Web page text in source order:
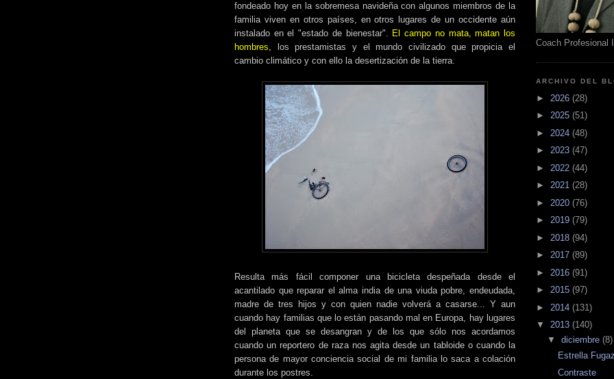
fondeado hoy en la sobremesa navideña con algunos miembros de la
familia viven en otros países, en otros lugares de un occidente aún
instalado en el "estado de bienestar". El campo no mata, matan los
hombres,
los prestamistas y el mundo civilizado que propicia el
cambio climático y con ello la desertización de la tierra.
Resulta más fácil componer una bicicleta despeñada desde el
acantilado que reparar el alma india de una viuda pobre, endeudada,
madre de tres hijos y con quien nadie volverá a casarse... Y aun
cuando hay familias que lo están pasando mal en Europa, hay lugares
del planeta que se desangran y de los que sólo nos acordamos
cuando un reportero de raza nos agita desde un tabloide o cuando la
persona de mayor conciencia social de mi familia lo saca a colación
durante los postres.
Coach Profesional
ARCHIVO DEL
► 2026 (28)
► 2025 (51)
► 2024 (48)
► 2023 (47)
► 2022 (44)
► 2021 (28)
► 2020 (76)
► 2019 (79)
► 2018 (94)
► 2017 (89)
► 2016 (91)
► 2015 (97)
► 2014 (131)
▼ 2013 (140)
▼ diciembre (8)
Estrella Fugaz
Contraste